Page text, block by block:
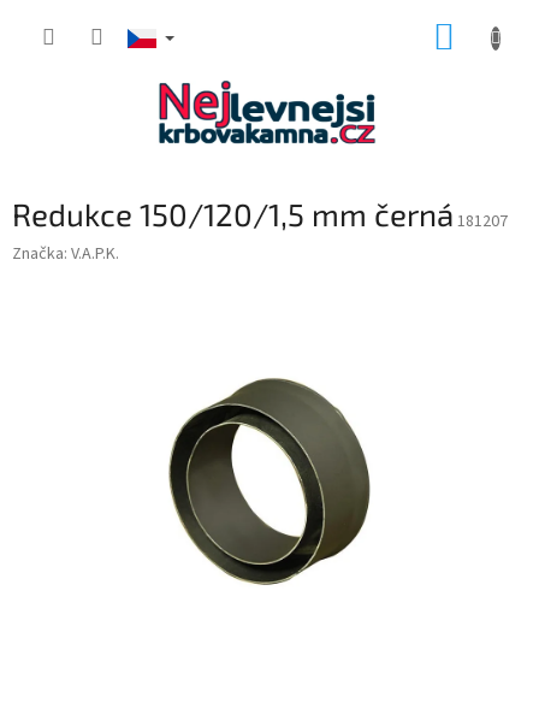
Redukce 150/120/1,5 mm černá 181207
Značka: V.A.P.K.